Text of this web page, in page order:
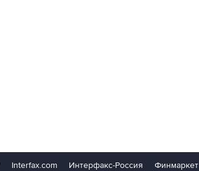
Interfax.com Интерфакс-Россия Финмаркет